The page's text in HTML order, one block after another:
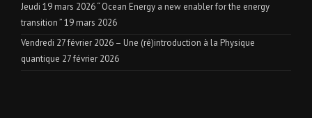
Jeudi 19 mars 2026 “ Ocean Energy a new enabler for the energy
transition ”19 mars 2026
Vendredi 27 février 2026 – Une (ré)introduction à la Physique
quantique 27 février 2026